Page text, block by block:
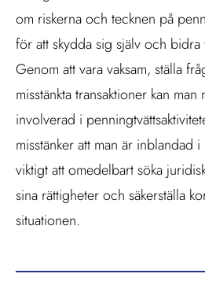
om riskerna och tecknen på
för att skydda sig själv och bidra
Genom att vara vaksam, ställa
misstänkta transaktioner kan
involverad i
misstänker att man är inblandad
viktigt att omedelbart söka
sina rättigheter och säkerställa
situationen.